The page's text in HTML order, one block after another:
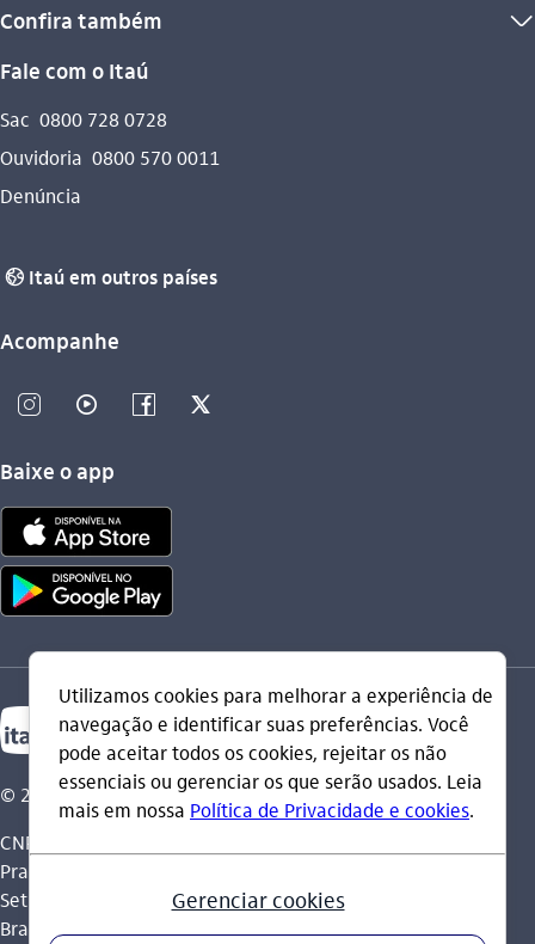
Confira também seta_baixo
Fale com o Itaú
Sac 0800 728 0728
Ouvidoria 0800 570 0011
Denúncia
globo_outline Itaú em outros países
Acompanhe
instagram_outline video_outline facebook_outline twitter_outline
Baixe o app
© 2026 Itaú Unibanco Holding S.A.
CNPJ: 60.872.504/0001-23
Praça Alfredo Egydio de Souza Aranha, 100, Torre Olavo
Setubal, Parque Jabaquara - CEP 04344-902 - São Paulo -
Brasil.